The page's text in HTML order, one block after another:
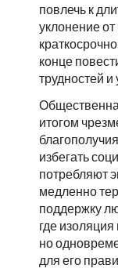
повлечь к
уклонение
конце
трудностей и
итогом
избегать
потребляют
медленно
поддержку
где
но
для его